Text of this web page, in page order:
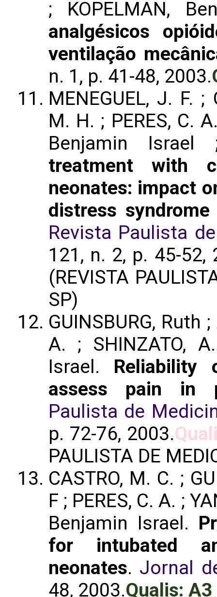
; KOPELMAN,
analgésicos
ventilação
n. 1, p. 41-48, 2003.
MENEGUEL, J. F. ;
M. H. ; PERES, C.
Benjamin
treatment with
neonates: impact
distress
Revista Paulista
121, n. 2, p. 45-52,
(REVISTA
SP)
GUINSBURG, Ruth
A. ; SHINZATO,
Israel.
assess pain in
Paulista de
p. 72-76, 2003.
PAULISTA DE
CASTRO, M. C. ;
F ; PERES, C. A. ;
Benjamin Israel.
for intubated
neonates. Jornal
48, 2003.Qualis: A3